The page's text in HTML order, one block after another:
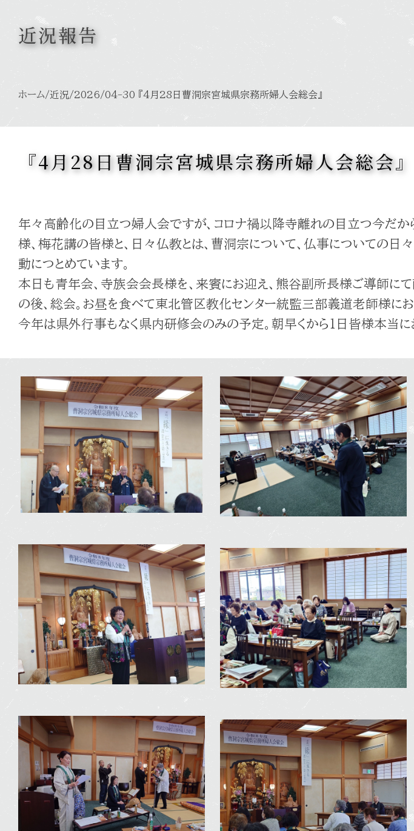
近況報告
ホーム/近況/2026/04-30 『4月28日曹洞宗宮城県宗務所婦人会総会』
『4月28日曹洞宗宮城県宗務所婦人会総会』
年々高齢化の目立つ婦人会ですが、コロナ禍以降寺離れの目立つ今だか
様、梅花講の皆様と、日々仏教とは、曹洞宗について、仏事についての
動につとめています。
本日も青年会、寺族会会長様を、来賓にお迎え、熊谷副所長様ご導師に
の後、総会。お昼を食べて東北管区教化センター統監三部義道老師様にお
今年は県外行事もなく県内研修会のみの予定。朝早くから1日皆様本当に